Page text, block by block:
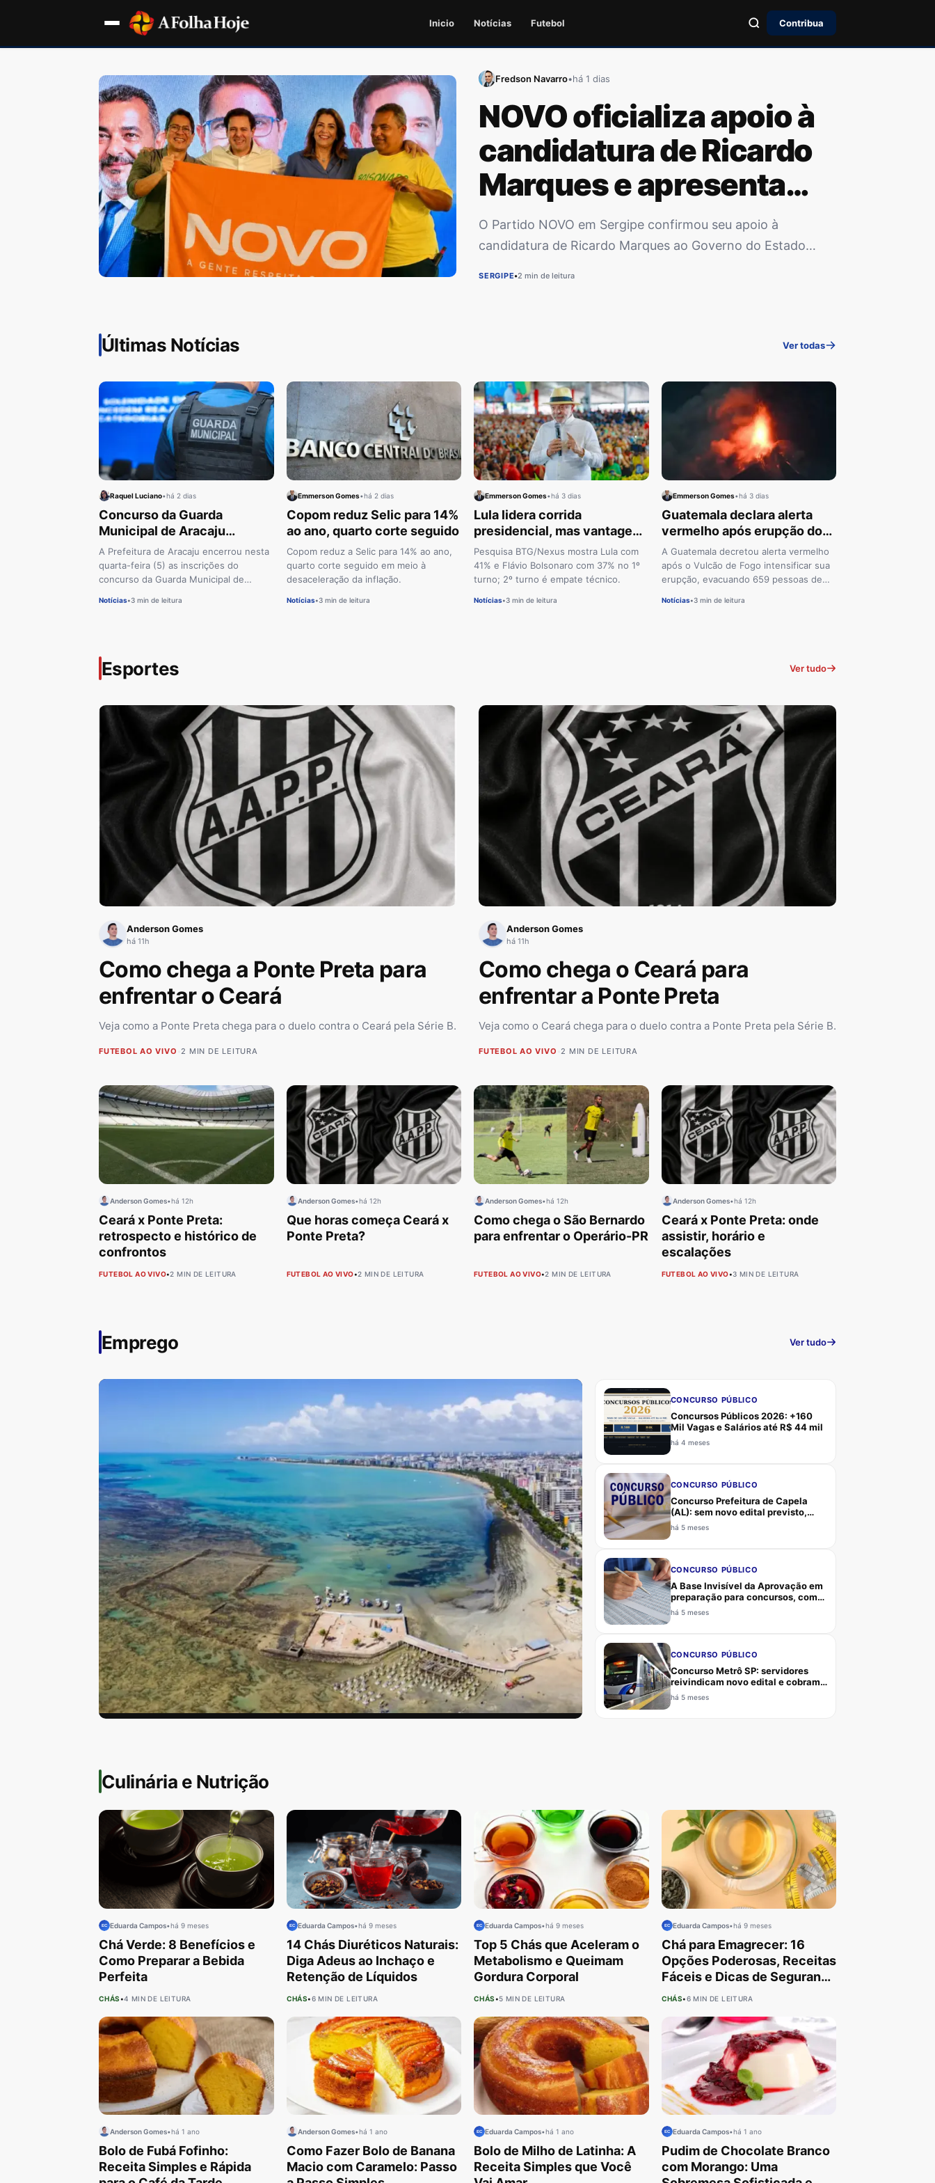
Inicio Notícias Futebol Contribua
Fredson Navarro•há 1 dias
NOVO oficializa apoio à
candidatura de Ricardo
Marques e apresenta
candidatos à Câmara
Federal em Sergipe
O Partido NOVO em Sergipe confirmou seu apoio à
candidatura de Ricardo Marques ao Governo do Estado
SERGIPE•2 min de leitura
Últimas Notícias Ver todas
Raquel Luciano•há 2 dias
Concurso da Guarda
Municipal de Aracaju
encerra inscrições com 100
vagas
A Prefeitura de Aracaju encerrou nesta
quarta-feira (5) as inscrições do
concurso da Guarda Municipal de
Notícias•3 min de leitura
Emmerson Gomes•há 2 dias
Copom reduz Selic para 14%
ao ano, quarto corte seguido
Copom reduz a Selic para 14% ao ano,
quarto corte seguido em meio à
desaceleração da inflação.
Notícias•3 min de leitura
Emmerson Gomes•há 3 dias
Lula lidera corrida
presidencial, mas vantagem
sobre Flávio cai
Pesquisa BTG/Nexus mostra Lula com
41% e Flávio Bolsonaro com 37% no 1º
turno; 2º turno é empate técnico.
Notícias•3 min de leitura
Emmerson Gomes•há 3 dias
Guatemala declara alerta
vermelho após erupção do
Vulcão de Fogo
A Guatemala decretou alerta vermelho
após o Vulcão de Fogo intensificar sua
erupção, evacuando 659 pessoas de
Notícias•3 min de leitura
Esportes Ver tudo
Anderson Gomes
há 11h
Como chega a Ponte Preta para
enfrentar o Ceará
Veja como a Ponte Preta chega para o duelo contra o Ceará pela Série B.
FUTEBOL AO VIVO •2 MIN DE LEITURA
Anderson Gomes
há 11h
Como chega o Ceará para
enfrentar a Ponte Preta
Veja como o Ceará chega para o duelo contra a Ponte Preta pela Série B.
FUTEBOL AO VIVO •2 MIN DE LEITURA
Anderson Gomes•há 12h
Ceará x Ponte Preta:
retrospecto e histórico de
confrontos
FUTEBOL AO VIVO•2 MIN DE LEITURA
Anderson Gomes•há 12h
Que horas começa Ceará x
Ponte Preta?
FUTEBOL AO VIVO•2 MIN DE LEITURA
Anderson Gomes•há 12h
Como chega o São Bernardo
para enfrentar o Operário-PR
FUTEBOL AO VIVO•2 MIN DE LEITURA
Anderson Gomes•há 12h
Ceará x Ponte Preta: onde
assistir, horário e
escalações
FUTEBOL AO VIVO•3 MIN DE LEITURA
Emprego Ver tudo
Alagoas abre concurso com 1.620 vagas
para professor
Concurso Seduc-AL 2026: 1.620 vagas para professor em Alagoas
CONCURSO PÚBLICO
Concursos Públicos 2026: +160
Mil Vagas e Salários até R$ 44 mil
há 4 meses
CONCURSO PÚBLICO
Concurso Prefeitura de Capela
(AL): sem novo edital previsto,
último certame em 2010 pela
banca CERCON, candidatos
há 5 meses
CONCURSO PÚBLICO
A Base Invisível da Aprovação em
preparação para concursos, como
sono, alimentação, exercício e
saúde mental sustentam
há 5 meses
CONCURSO PÚBLICO
Concurso Metrô SP: servidores
reivindicam novo edital e cobram
atualização de vagas, requisitos e
critérios para Agente, Analista,
há 5 meses
Culinária e Nutrição
Eduarda Campos•há 9 meses
Chá Verde: 8 Benefícios e
Como Preparar a Bebida
Perfeita
CHÁS •4 MIN DE LEITURA
Eduarda Campos•há 9 meses
14 Chás Diuréticos Naturais:
Diga Adeus ao Inchaço e
Retenção de Líquidos
CHÁS•6 MIN DE LEITURA
Eduarda Campos•há 9 meses
Top 5 Chás que Aceleram o
Metabolismo e Queimam
Gordura Corporal
CHÁS •5 MIN DE LEITURA
Eduarda Campos•há 9 meses
Chá para Emagrecer: 16
Opções Poderosas, Receitas
Fáceis e Dicas de Segurança
para Você!
CHÁS•6 MIN DE LEITURA
Anderson Gomes•há 1 ano
Bolo de Fubá Fofinho:
Receita Simples e Rápida
Anderson Gomes•há 1 ano
Como Fazer Bolo de Banana
Macio com Caramelo: Passo
Eduarda Campos•há 1 ano
Bolo de Milho de Latinha: A
Receita Simples que Você
Eduarda Campos•há 1 ano
Pudim de Chocolate Branco
com Morango: Uma